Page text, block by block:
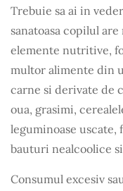
Trebuie sa ai in
sanatoasa copilul
elemente nutritive,
multor alimente din
carne si derivate de
oua, grasimi,
leguminoase uscate,
bauturi nealcoolice
Consumul excesiv